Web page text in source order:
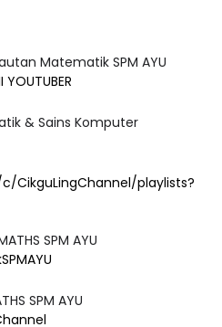
Matematik SPM AYU
YOUTUBER
& Sains Komputer
CikguLingChannel/playlists?
SPM AYU
SPM AYU